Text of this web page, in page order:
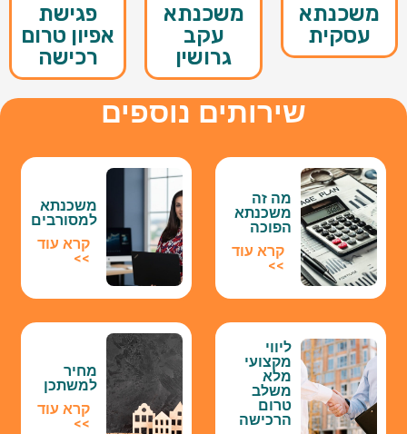
משכנתא
עסקית
משכנתא
עקב
גרושין
פגישת
אפיון טרום
רכישה
שירותים נוספים
מה זה
משכנתא
הפוכה
קרא עוד
>>
משכנתא
למסורבים
קרא עוד
>>
ליווי
מקצועי
מלא
משלב
טרום
הרכישה
מחיר
למשתכן
קרא עוד
>>